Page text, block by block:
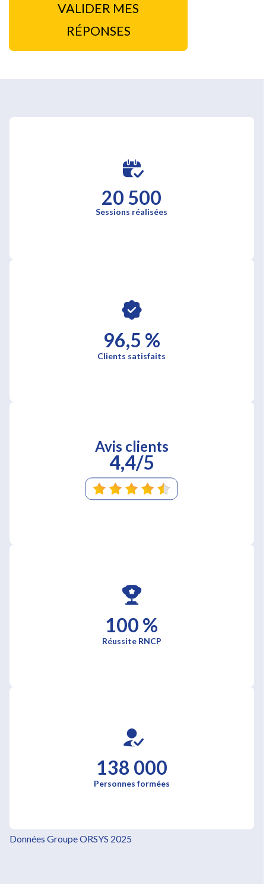
VALIDER MES
RÉPONSES
20 500
Sessions réalisées
96,5 %
Clients satisfaits
Avis clients
4,4/5
100 %
Réussite RNCP
138 000
Personnes formées
Données Groupe ORSYS 2025